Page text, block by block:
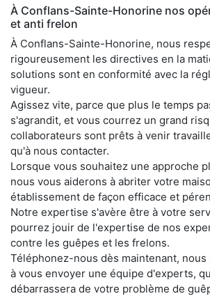
À Conflans-Sainte-Honorine nos
et anti frelon
À Conflans-Sainte-Honorine, nous
rigoureusement les directives en la
solutions sont en conformité avec la
vigueur.
Agissez vite, parce que plus le temps
s'agrandit, et vous courrez un grand
collaborateurs sont prêts à venir
qu'à nous contacter.
Lorsque vous souhaitez une approche
nous vous aiderons à abriter votre
établissement de façon efficace et
Notre expertise s'avère être à votre
pourrez jouir de l'expertise de nos
contre les guêpes et les frelons.
Téléphonez-nous dès maintenant,
à vous envoyer une équipe d'experts,
débarrassera de votre problème de